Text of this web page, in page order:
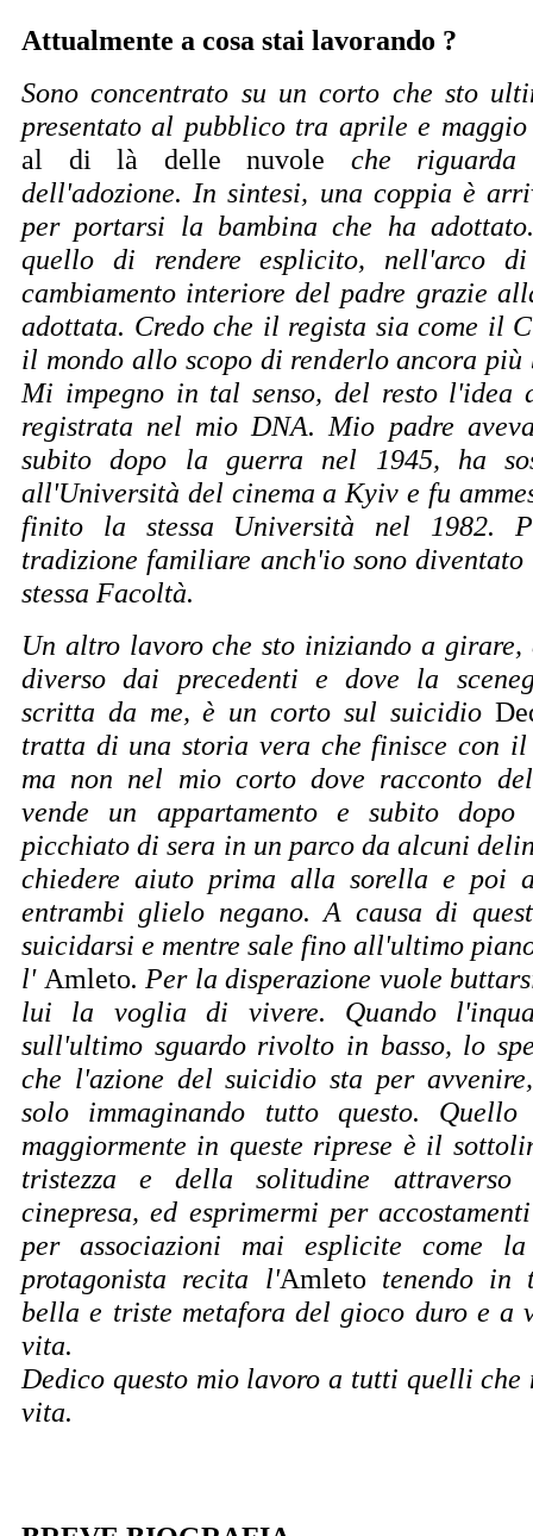
Attualmente a cosa stai lavorando ?
Sono concentrato su un corto che sto
presentato al pubblico tra aprile e
al di là delle nuvole che
dell'adozione. In sintesi, una coppia è
per portarsi la bambina che ha
quello di rendere esplicito, nell'arco
cambiamento interiore del padre grazie
adottata. Credo che il regista sia come il
il mondo allo scopo di renderlo ancora più
Mi impegno in tal senso, del resto l'idea
registrata nel mio DNA. Mio padre
subito dopo la guerra nel
1945, ha
all'Università del cinema a Kyiv e fu
finito la stessa Università nel 1982.
tradizione familiare anch'io sono diventato
stessa Facoltà.
Un altro lavoro che sto iniziando a girare,
diverso dai precedenti e dove la
scritta da me, è un corto sul suicidio
tratta di una storia vera che finisce con il
ma non nel mio corto dove racconto
vende un appartamento e subito
picchiato di sera in un parco da alcuni
chiedere aiuto prima alla sorella e poi
entrambi glielo negano. A causa di
suicidarsi e mentre sale fino all'ultimo
l' Amleto. Per la disperazione vuole
lui la voglia di vivere. Quando
sull'ultimo sguardo rivolto in basso, lo
che l'azione del suicidio sta per
solo immaginando tutto questo.
maggiormente in queste riprese è il
tristezza e della solitudine
cinepresa, ed esprimermi per
per associazioni mai esplicite come
protagonista recita l'Amleto tenendo in
bella e triste metafora del gioco duro e a
vita.
Dedico questo mio lavoro a tutti quelli
vita.